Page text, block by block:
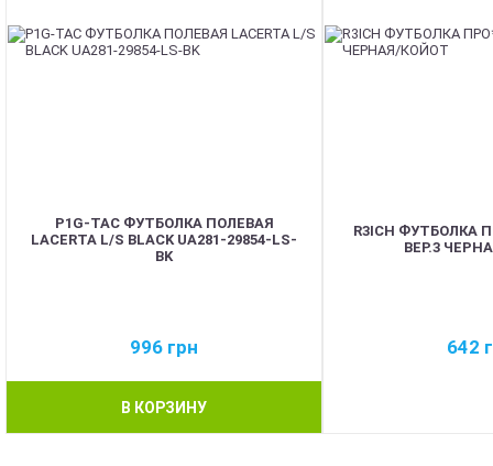
P1G-TAC ФУТБОЛКА ПОЛЕВАЯ
LACERTA L/S BLACK UA281-29854-LS-
BK
996 грн
В КОРЗИНУ
R3ICH ФУТБОЛКА
ВЕР.3
642